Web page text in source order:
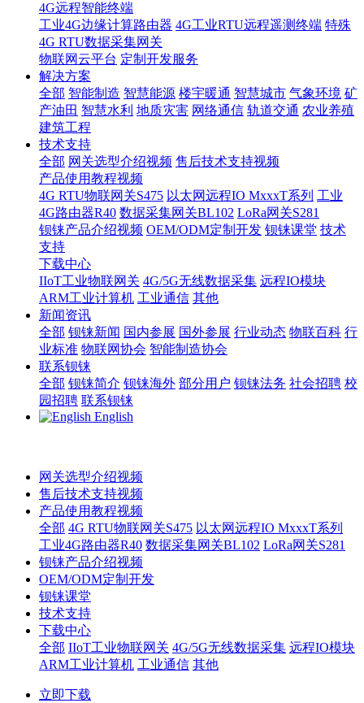
4G远程智能终端
工业4G边缘计算路由器 4G工业RTU远程遥测终端 特殊
4G RTU数据采集网关
物联网云平台 定制开发服务
解决方案
全部 智能制造 智慧能源 楼宇暖通 智慧城市 气象环境 矿
产油田 智慧水利 地质灾害 网络通信 轨道交通 农业养殖
建筑工程
技术支持
全部 网关选型介绍视频 售后技术支持视频
产品使用教程视频
4G RTU物联网关S475 以太网远程IO MxxxT系列 工业
4G路由器R40 数据采集网关BL102 LoRa网关S281
钡铼产品介绍视频 OEM/ODM定制开发 钡铼课堂 技术
支持
下载中心
IIoT工业物联网关 4G/5G无线数据采集 远程IO模块
ARM工业计算机 工业通信 其他
新闻资讯
全部 钡铼新闻 国内参展 国外参展 行业动态 物联百科 行
业标准 物联网协会 智能制造协会
联系钡铼
全部 钡铼简介 钡铼海外 部分用户 钡铼法务 社会招聘 校
园招聘 联系钡铼
English
网关选型介绍视频
售后技术支持视频
产品使用教程视频
全部 4G RTU物联网关S475 以太网远程IO MxxxT系列
工业4G路由器R40 数据采集网关BL102 LoRa网关S281
钡铼产品介绍视频
OEM/ODM定制开发
钡铼课堂
技术支持
下载中心
全部 IIoT工业物联网关 4G/5G无线数据采集 远程IO模块
ARM工业计算机 工业通信 其他
立即下载